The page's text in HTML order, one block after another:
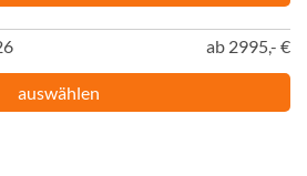
ab 2995,- €
auswählen